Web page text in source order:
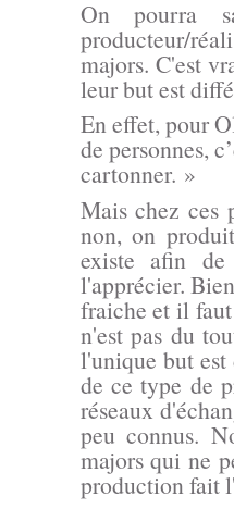
On pourra
producteur/
majors. C'est
leur but est
En effet, pour
de personnes,
cartonner. »
Mais chez ces
non, on
existe afin
l'apprécier.
fraiche et il
n'est pas du
l'unique but
de ce type de
réseaux
peu connus.
majors qui ne
production fait